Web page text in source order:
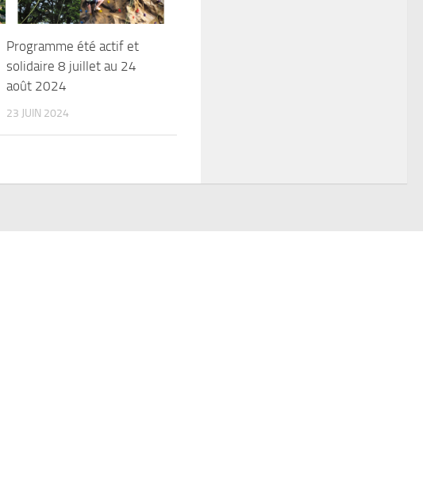
Programme été actif et
solidaire 8 juillet au 24
août 2024
23 JUIN 2024